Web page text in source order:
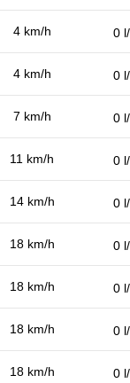
4 km/h 0
4 km/h 0
7 km/h 0
11 km/h 0
14 km/h 0
18 km/h 0
18 km/h 0
18 km/h 0
18 km/h 0